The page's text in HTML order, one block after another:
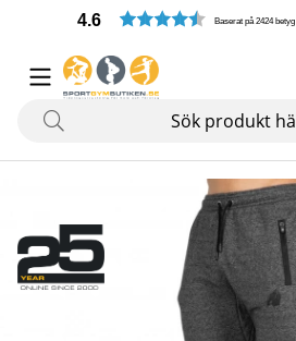
4.6 Baserat på 2424 betyg
Produktbilder Delta Pants, grey